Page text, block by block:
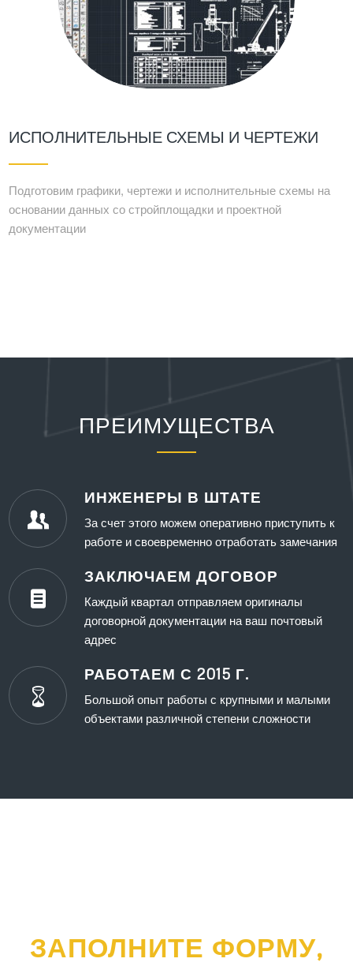
ИСПОЛНИТЕЛЬНЫЕ СХЕМЫ И ЧЕРТЕЖИ
Подготовим графики, чертежи и исполнительные схемы на
основании данных со стройплощадки и проектной
документации
ПРЕИМУЩЕСТВА
ИНЖЕНЕРЫ В ШТАТЕ
За счет этого можем оперативно приступить к
работе и своевременно отработать замечания
ЗАКЛЮЧАЕМ ДОГОВОР
Каждый квартал отправляем оригиналы
договорной документации на ваш почтовый
адрес
РАБОТАЕМ С 2015 Г.
Большой опыт работы с крупными и малыми
объектами различной степени сложности
ЗАПОЛНИТЕ ФОРМУ,